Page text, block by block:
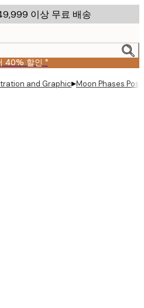
이상 무료 배송
40% 할인 *
and Graphic▸Moon Phases